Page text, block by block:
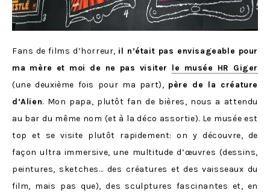
Fans de films d’horreur, il n’était pas envisageable pour
ma mère et moi de ne pas visiter le musée HR Giger
(une deuxième fois pour ma part), père de la créature
d’Alien. Mon papa, plutôt fan de bières, nous a attendu
au bar du même nom (et à la déco assortie). Le musée est
top et se visite plutôt rapidement: on y découvre, de
façon ultra immersive, une multitude d’œuvres (dessins,
peintures, sketches… des créatures et des vaisseaux du
film, mais pas que), des sculptures fascinantes et, en